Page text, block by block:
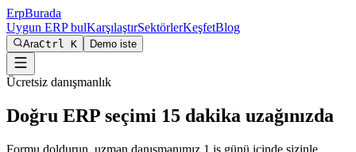
ErpBurada
Uygun ERP bulKarşılaştırSektörlerKeşfetBlog
AraCtrl K Demo iste
Ücretsiz danışmanlık
Doğru ERP seçimi 15 dakika uzağınızda
Formu doldurun, uzman danışmanımız 1 iş günü içinde sizinle